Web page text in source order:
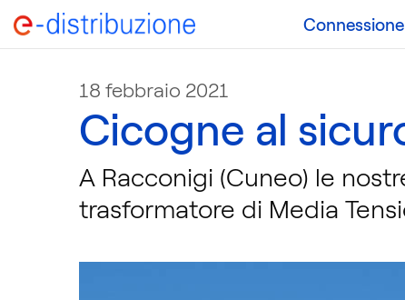
18 febbraio 2021
Cicogne al
A Racconigi (Cuneo) le
trasformatore di Media